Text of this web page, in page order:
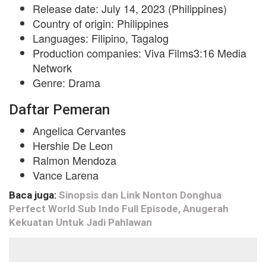
Release date: July 14, 2023 (Philippines)
Country of origin: Philippines
Languages: Filipino, Tagalog
Production companies: Viva Films3:16 Media
Network
Genre: Drama
Daftar Pemeran
Angelica Cervantes
Hershie De Leon
Ralmon Mendoza
Vance Larena
Baca juga: Sinopsis dan Link Nonton Donghua
Perfect World Sub Indo Full Episode, Anugerah
Kekuatan Untuk Jadi Pahlawan